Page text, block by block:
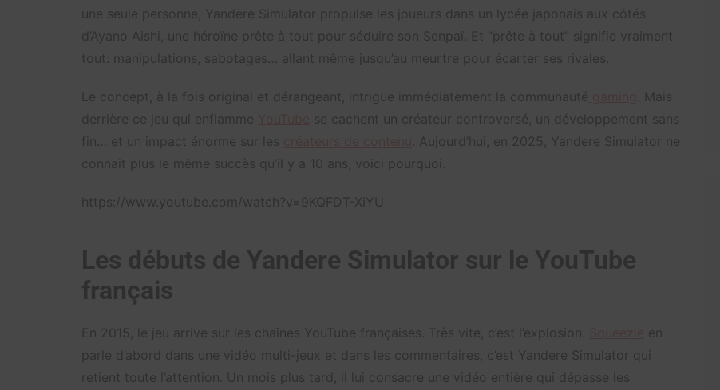
une seule personne, Yandere Simulator propulse les joueurs dans un lycée japonais aux côtés
d’Ayano Aishi, une héroïne prête à tout pour séduire son Senpaï. Et “prête à tout” signifie vraiment
tout: manipulations, sabotages… allant même jusqu’au meurtre pour écarter ses rivales.
Le concept, à la fois original et dérangeant, intrigue immédiatement la communauté
. Mais
derrière ce jeu qui enflamme
se cachent un créateur controversé, un développement sans
fin… et un impact énorme sur les
. Aujourd’hui, en 2025, Yandere Simulator ne
connait plus le même succès qu’il y a 10 ans, voici pourquoi.
https://www.youtube.com/watch?v=9KQFDT-XiYU
Les débuts de Yandere Simulator sur le YouTube
français
En 2015, le jeu arrive sur les chaînes YouTube françaises. Très vite, c’est l’explosion.
en
parle d’abord dans une vidéo multi-jeux et dans les commentaires, c’est Yandere Simulator qui
retient toute l’attention. Un mois plus tard, il lui consacre une vidéo entière qui dépasse les